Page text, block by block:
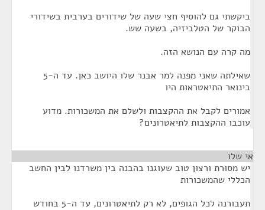
ביקשתי גם להוסיף חצי שעה של שידורים בערבית בשידורי
הבוקר של הטלביזיה, בשעה שש.
מה קרה עם הנושא הזה.
שאילתה שאני מפנה למר אבנר שלו היושב כאן. עד ה-5
בינואר התיאטראות היו
אמורים לקבל את ההקצבות ולשלם את המשכורות. מדוע
עוכבו ההקצבות לתיאטרונים?
אי שלו
יש מסורת ורצון טוב שעוגנו בהבנה בין משרדנו לבין החשב
הכללי שהמשכורות
תעבורנה לכל הגופים, לא רק לתיאטרונים, עד ה-5 בחודש